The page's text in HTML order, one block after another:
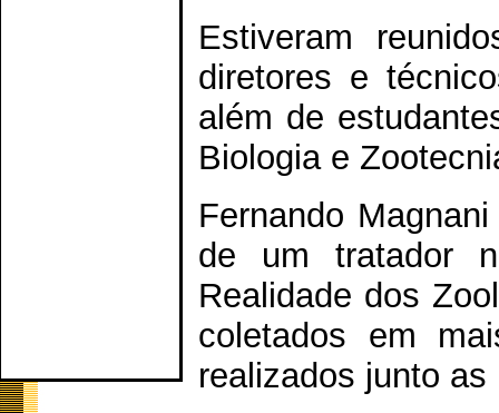
Estiveram
diretores e
além de
Biologia e
Fernando
de um tratador
Realidade dos
coletados em
realizados junto